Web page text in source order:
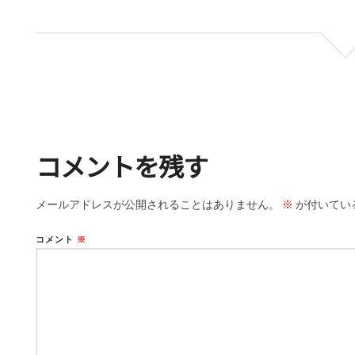
コメントを残す
メールアドレスが公開されることはありません。 ※ が付いてい
コメント ※